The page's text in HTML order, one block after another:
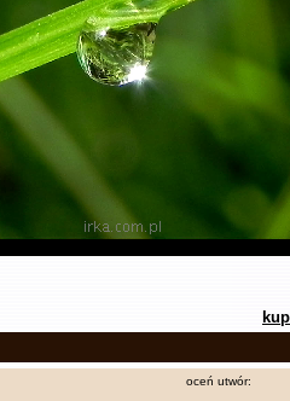
oceń utwór: